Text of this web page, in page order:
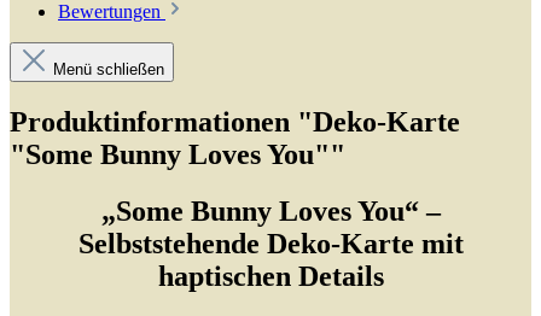
Bewertungen
Menü schließen
Produktinformationen "Deko-Karte
"Some Bunny Loves You""
„Some Bunny Loves You“ –
Selbststehende Deko-Karte mit
haptischen Details